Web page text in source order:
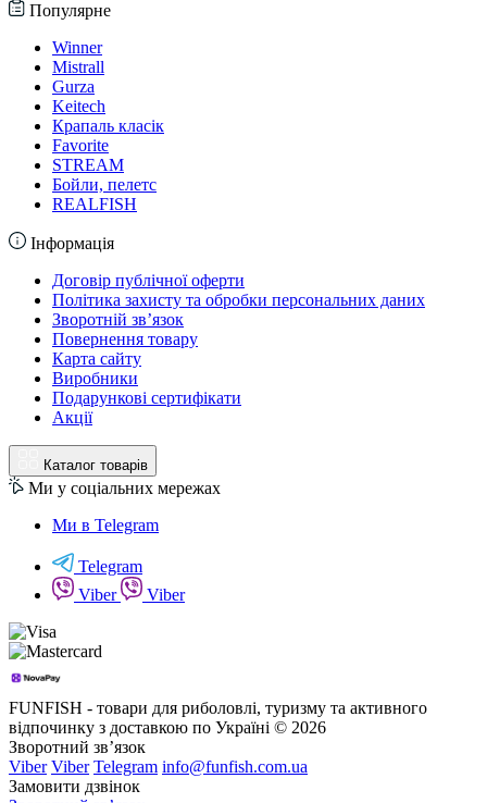
Популярне
Winner
Mistrall
Gurza
Keitech
Крапаль класік
Favorite
STREAM
Бойли, пелетс
REALFISH
Інформація
Договір публічної оферти
Політика захисту та обробки персональних даних
Зворотній зв’язок
Повернення товару
Карта сайту
Виробники
Подарункові сертифікати
Акції
Каталог товарів
Ми у соціальних мережах
Ми в Telegram
Telegram
Viber
Viber
FUNFISH - товари для риболовлі, туризму та активного
відпочинку з доставкою по Україні © 2026
Зворотний зв’язок
Viber Viber Telegram info@funfish.com.ua
Замовити дзвінок